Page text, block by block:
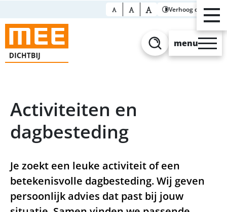
Verhoog contrast
Zoeken
menu
Activiteiten en
dagbesteding
Je zoekt een leuke activiteit of een
betekenisvolle dagbesteding. Wij geven
persoonlijk advies dat past bij jouw